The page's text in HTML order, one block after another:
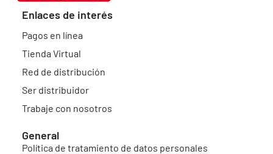
Enlaces de interés
Pagos en línea
Tienda Virtual
Red de distribución
Ser distribuidor
Trabaje con nosotros
General
Política de tratamiento de datos personales